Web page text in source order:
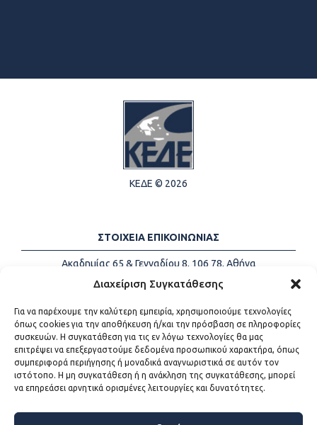
Διαχείριση Συγκατάθεσης
Για να παρέχουμε την καλύτερη εμπειρία, χρησιμοποιούμε τεχνολογίες
όπως cookies για την αποθήκευση ή/και την πρόσβαση σε πληροφορίες
συσκευών. Η συγκατάθεση για τις εν λόγω τεχνολογίες θα μας
επιτρέψει να επεξεργαστούμε δεδομένα προσωπικού χαρακτήρα, όπως
συμπεριφορά περιήγησης ή μοναδικά αναγνωριστικά σε αυτόν τον
ιστότοπο. Η μη συγκατάθεση ή η ανάκληση της συγκατάθεσης, μπορεί
να επηρεάσει αρνητικά ορισμένες λειτουργίες και δυνατότητες.
ΚΕΔΕ © 2026
ΣΤΟΙΧΕΙΑ ΕΠΙΚΟΙΝΩΝΙΑΣ
Ακαδημίας 65 & Γενναδίου 8, 106 78, Αθήνα
Τηλέφωνα:
+30 213-2147500
Email:
info@kede.gr
ΧΡΗΣΙΜΟΙ ΣΥΝΔΕΣΜΟΙ
Η ΚΕΔΕ
Επικοινωνία
Sitemap